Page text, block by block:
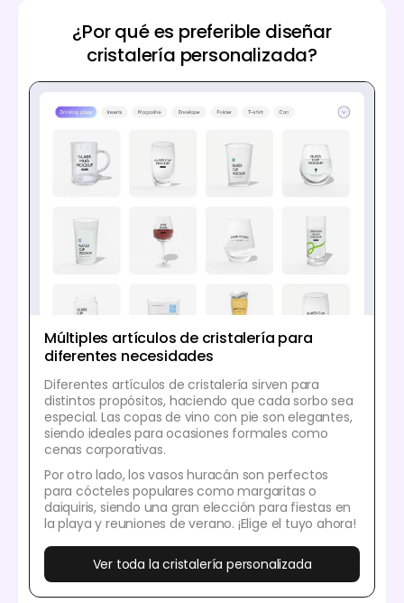
¿Por qué es preferible diseñar
cristalería personalizada?
Múltiples artículos de cristalería para
diferentes necesidades
Diferentes artículos de cristalería sirven para
distintos propósitos, haciendo que cada sorbo sea
especial. Las copas de vino con pie son elegantes,
siendo ideales para ocasiones formales como
cenas corporativas.
Por otro lado, los vasos huracán son perfectos
para cócteles populares como margaritas o
daiquiris, siendo una gran elección para fiestas en
la playa y reuniones de verano. ¡Elige el tuyo ahora!
Ver toda la cristalería personalizada